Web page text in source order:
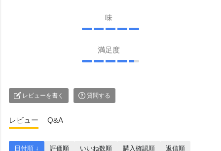
味
満足度
レビューを書く 質問する
レビュー Q&A
日付順 ↓ 評価順 いいね数順 購入確認順 返信順